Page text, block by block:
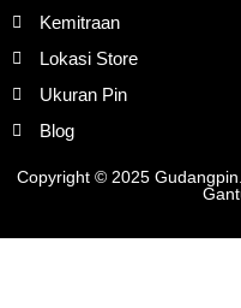
Kemitraan
Lokasi Store
Ukuran Pin
Blog
Copyright © 2025